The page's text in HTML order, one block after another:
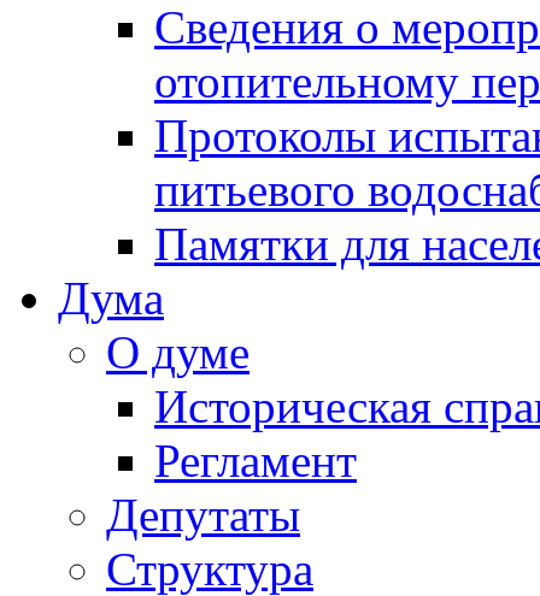
Сведения о
отопительному
Протоколы
питьевого
Памятки для
Дума
О думе
Историческая
Регламент
Депутаты
Структура